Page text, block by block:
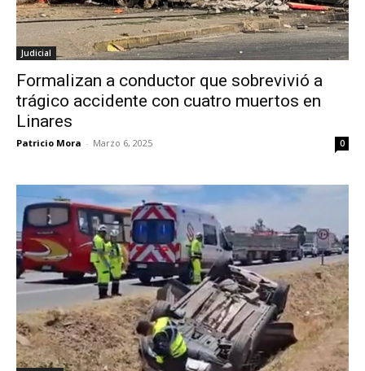
Judicial
Formalizan a conductor que sobrevivió a
trágico accidente con cuatro muertos en
Linares
Patricio Mora - Marzo 6, 2025 0